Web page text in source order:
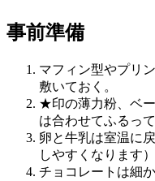
事前準備
マフィン型やプリ
敷いておく。
★印の薄力粉、ベ
は合わせてふるって
卵と牛乳は室温に
しやすくなります）
チョコレートは細